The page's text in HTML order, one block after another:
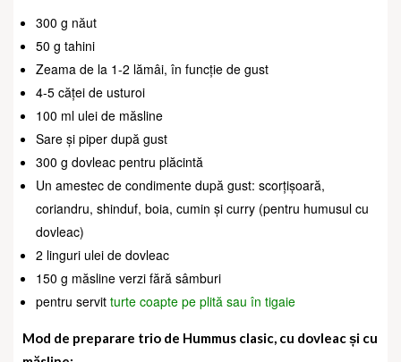
300 g năut
50 g tahini
Zeama de la 1-2 lămâi, în funcție de gust
4-5 căței de usturoi
100 ml ulei de măsline
Sare și piper după gust
300 g dovleac pentru plăcintă
Un amestec de condimente după gust: scorțișoară,
coriandru, shinduf, boia, cumin și curry (pentru humusul cu
dovleac)
2 linguri ulei de dovleac
150 g măsline verzi fără sâmburi
pentru servit turte coapte pe plită sau în tigaie
Mod de preparare trio de Hummus clasic, cu dovleac și cu